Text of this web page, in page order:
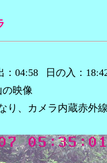
：04:58 日の入：
映像
り、カメラ内蔵赤外